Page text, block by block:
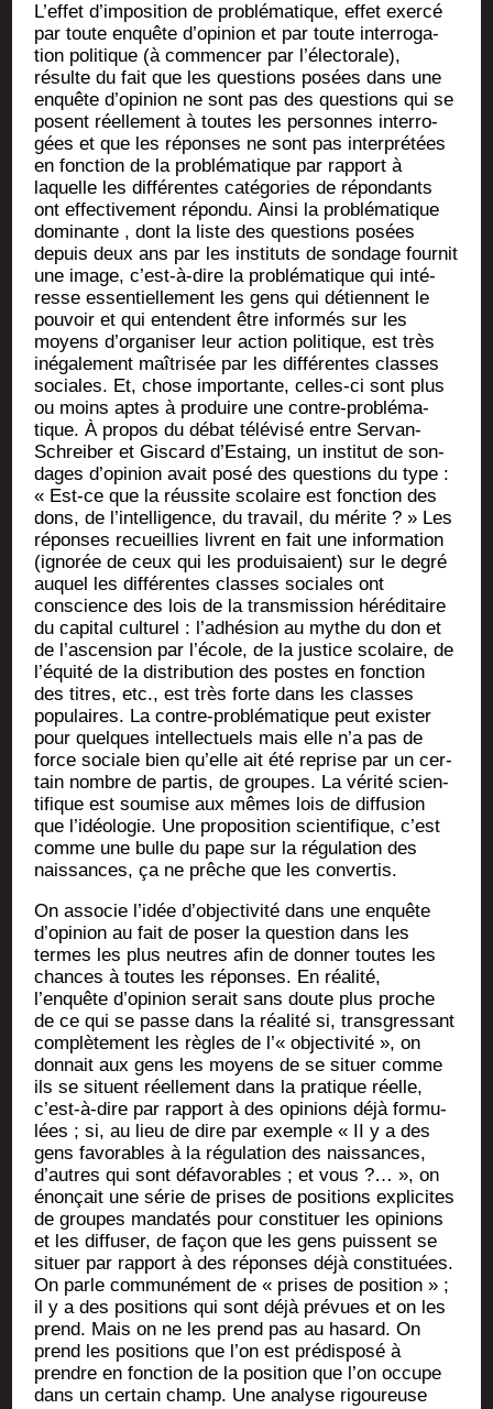
L’effet d’imposition de pro­blé­ma­tique, effet exer­cé
par toute enquête d’opinion et par toute inter­ro­ga­
tion poli­tique (à com­men­cer par l’électorale),
résulte du fait que les ques­tions posées dans une
enquête d’opinion ne sont pas des ques­tions qui se
posent réel­le­ment à toutes les per­sonnes inter­ro­
gées et que les réponses ne sont pas inter­pré­tées
en fonc­tion de la pro­blé­ma­tique par rap­port à
laquelle les dif­fé­rentes caté­go­ries de répon­dants
ont effec­ti­ve­ment répon­du. Ain­si la pro­blé­ma­tique
domi­nante , dont la liste des ques­tions posées
depuis deux ans par les ins­ti­tuts de son­dage four­nit
une image, c’est-à-dire la pro­blé­ma­tique qui inté­
resse essen­tiel­le­ment les gens qui détiennent le
pou­voir et qui entendent être infor­més sur les
moyens d’organiser leur action poli­tique, est très
inéga­le­ment maî­tri­sée par les dif­fé­rentes classes
sociales. Et, chose impor­tante, celles-ci sont plus
ou moins aptes à pro­duire une contre-pro­blé­ma­
tique. À pro­pos du débat télé­vi­sé entre Ser­van-
Schrei­ber et Gis­card d’Estaing, un ins­ti­tut de son­
dages d’opinion avait posé des ques­tions du type :
« Est-ce que la réus­site sco­laire est fonc­tion des
dons, de l’intelligence, du tra­vail, du mérite ? » Les
réponses recueillies livrent en fait une infor­ma­tion
(igno­rée de ceux qui les pro­dui­saient) sur le degré
auquel les dif­fé­rentes classes sociales ont
conscience des lois de la trans­mis­sion héré­di­taire
du capi­tal cultu­rel : l’adhésion au mythe du don et
de l’ascension par l’école, de la jus­tice sco­laire, de
l’équité de la dis­tri­bu­tion des postes en fonc­tion
des titres, etc., est très forte dans les classes
popu­laires. La contre-pro­blé­ma­tique peut exis­ter
pour quelques intel­lec­tuels mais elle n’a pas de
force sociale bien qu’elle ait été reprise par un cer­
tain nombre de par­tis, de groupes. La véri­té scien­
ti­fique est sou­mise aux mêmes lois de dif­fu­sion
que l’idéologie. Une pro­po­si­tion scien­ti­fique, c’est
comme une bulle du pape sur la régu­la­tion des
nais­sances, ça ne prêche que les convertis.
On asso­cie l’idée d’objectivité dans une enquête
d’opinion au fait de poser la ques­tion dans les
termes les plus neutres afin de don­ner toutes les
chances à toutes les réponses. En réa­li­té,
l’enquête d’opinion serait sans doute plus proche
de ce qui se passe dans la réa­li­té si, trans­gres­sant
com­plè­te­ment les règles de l’« objec­ti­vi­té », on
don­nait aux gens les moyens de se situer comme
ils se situent réel­le­ment dans la pra­tique réelle,
c’est-à-dire par rap­port à des opi­nions déjà for­mu­
lées ; si, au lieu de dire par exemple « II y a des
gens favo­rables à la régu­la­tion des nais­sances,
d’autres qui sont défa­vo­rables ; et vous ?… », on
énon­çait une série de prises de posi­tions expli­cites
de groupes man­da­tés pour consti­tuer les opi­nions
et les dif­fu­ser, de façon que les gens puissent se
situer par rap­port à des réponses déjà consti­tuées.
On parle com­mu­né­ment de « prises de posi­tion » ;
il y a des posi­tions qui sont déjà pré­vues et on les
prend. Mais on ne les prend pas au hasard. On
prend les posi­tions que l’on est pré­dis­po­sé à
prendre en fonc­tion de la posi­tion que l’on occupe
dans un cer­tain champ. Une ana­lyse rigou­reuse